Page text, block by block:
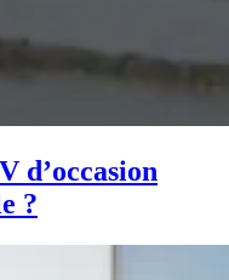
d’occasion
?